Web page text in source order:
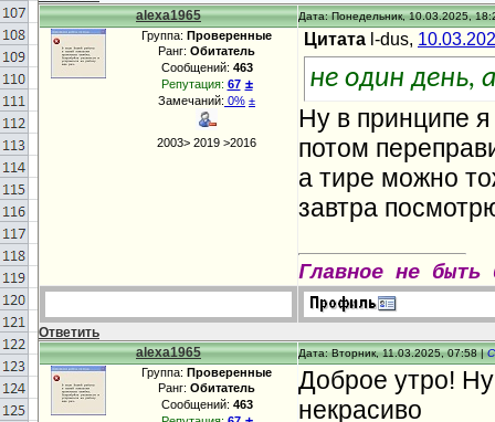
alexa1965
Дата: Понедельник, 10.03.2025,
Группа: Проверенные
Ранг: Обитатель
Сообщений: 463
Репутация: 67 ±
Замечаний: 0% ±
2003> 2019 >2016
Цитата l-dus,
не один день,
Ну в принципе
потом
а тире можно
завтра
Главное не быть
Ответить
alexa1965
Дата: Вторник, 11.03.2025, 07:58 |
Группа: Проверенные
Ранг: Обитатель
Сообщений: 463
Доброе утро!
некрасиво